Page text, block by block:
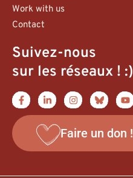
Work with us
Contact
Suivez-nous
sur les réseaux ! :)
Faire un don !